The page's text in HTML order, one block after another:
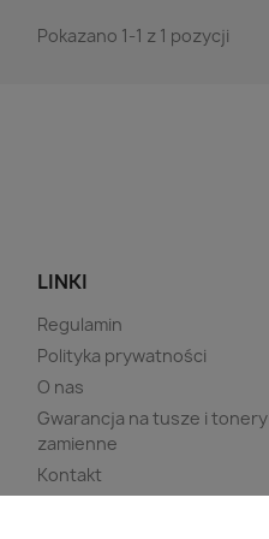
Pokazano 1-1 z 1 pozycji
LINKI
Regulamin
Polityka prywatności
O nas
Gwarancja na tusze i tonery
zamienne
Kontakt